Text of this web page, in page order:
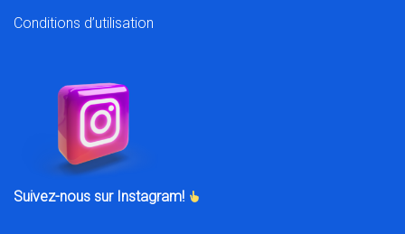
Conditions d’utilisation
Suivez-nous sur Instagram!